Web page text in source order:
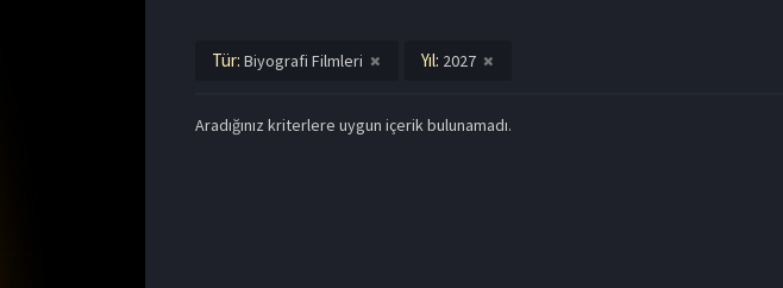
Tür: Biyografi Filmleri Yıl: 2027
Aradığınız kriterlere uygun içerik bulunamadı.